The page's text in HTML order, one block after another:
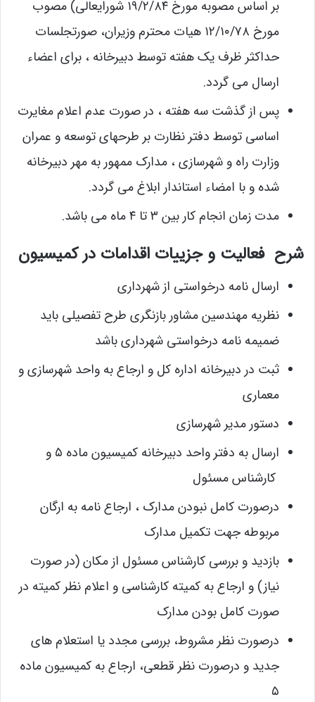
بر اساس مصوبه مورخ ۱۹/۲/۸۴ شورایعالی) مصوب
مورخ ۱۲/۱۰/۷۸ هیات محترم وزیران، صورتجلسات
حداکثر ظرف یک هفته توسط دبیرخانه ، برای اعضاء
ارسال می گردد.
پس از گذشت سه هفته ، در صورت عدم اعلام مغایرت
اساسی توسط دفتر نظارت بر طرحهای توسعه و عمران
وزارت راه و شهرسازی ، مدارک ممهور به مهر دبیرخانه
شده و با امضاء استاندار ابلاغ می گردد.
مدت زمان انجام کار بین ۳ تا ۴ ماه می باشد.
شرح فعالیت و جزییات اقدامات در کمیسیون
ارسال نامه درخواستی از شهرداری
نظریه مهندسین مشاور بازنگری طرح تفصیلی باید
ضمیمه نامه درخواستی شهرداری باشد
ثبت در دبیرخانه اداره کل و ارجاع به واحد شهرسازی و
معماری
دستور مدیر شهرسازی
ارسال به دفتر واحد دبیرخانه کمیسیون ماده ۵ و
کارشناس مسئول
درصورت کامل نبودن مدارک ، ارجاع نامه به ارگان
مربوطه جهت تکمیل مدارک
بازدید و بررسی کارشناس مسئول از مکان (در صورت
نیاز) و ارجاع به کمیته کارشناسی و اعلام نظر کمیته در
صورت کامل بودن مدارک
درصورت نظر مشروط، بررسی مجدد یا استعلام های
جدید و درصورت نظر قطعی، ارجاع به کمیسیون ماده
۵